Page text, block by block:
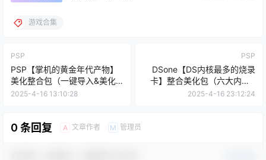
游戏合集
PSP
PSP【掌机的黄金年代产物】
美化整合包（一键导入&美化
整合&值得收藏）
2025-4-16 13:10:28
PSP
DSone【DS内核最多的烧录
卡】整合美化包（六大内核&
超级美化&用心打造）
2025-4-16 23:12:24
0 条回复 A 文章作者 M 管理员